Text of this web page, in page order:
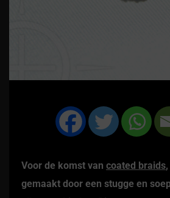
Voor de komst van coated braids
gemaakt door een stugge en